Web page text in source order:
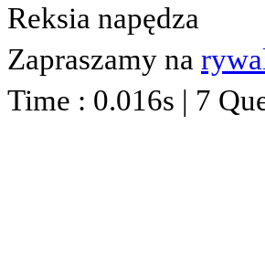
Reksia napędza
Zapraszamy na
Time : 0.016s | 7